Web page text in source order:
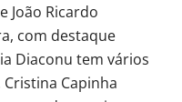
João Ricardo
com destaque
Diaconu tem vários
Capinha